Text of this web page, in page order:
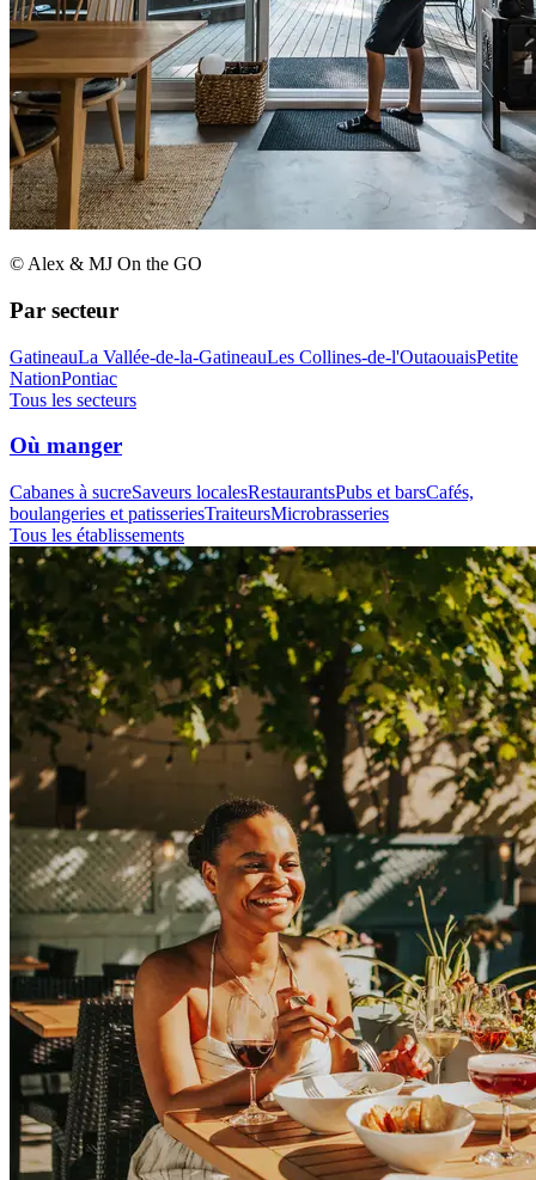
© Alex & MJ On the GO
Par secteur
GatineauLa Vallée-de-la-GatineauLes Collines-de-l'OutaouaisPetite
NationPontiac
Tous les secteurs
Où manger
Cabanes à sucreSaveurs localesRestaurantsPubs et barsCafés,
boulangeries et patisseriesTraiteursMicrobrasseries
Tous les établissements